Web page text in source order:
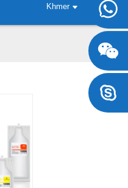
Khmer
+8617707697471